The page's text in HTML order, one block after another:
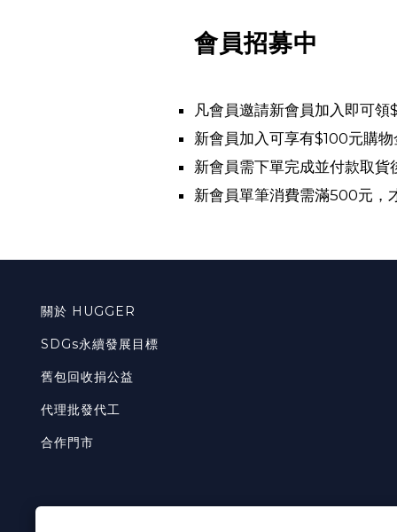
會員招募中
凡會員邀請新會員加入即可領
新會員加入可享有$100元購物
新會員需下單完成並付款取
新會員單筆消費需滿500元，
關於 HUGGER
SDGs永續發展目標
舊包回收捐公益
代理批發代工
合作門市